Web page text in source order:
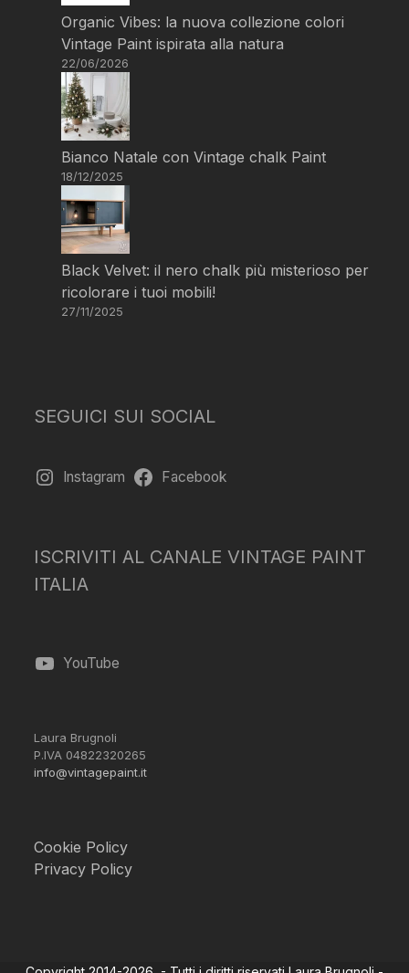
Organic Vibes: la nuova collezione colori
Vintage Paint ispirata alla natura
22/06/2026
Bianco Natale con Vintage chalk Paint
18/12/2025
Black Velvet: il nero chalk più misterioso per
ricolorare i tuoi mobili!
27/11/2025
SEGUICI SUI SOCIAL
Instagram Facebook
ISCRIVITI AL CANALE VINTAGE PAINT
ITALIA
YouTube
Laura Brugnoli
P.IVA 04822320265
info@vintagepaint.it
Cookie Policy
Privacy Policy